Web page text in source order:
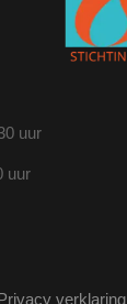
uur
uur
verklaring